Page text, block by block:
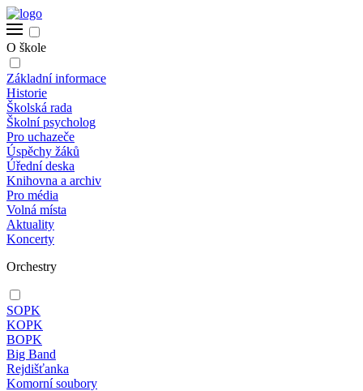
O škole
Základní informace
Historie
Školská rada
Školní psycholog
Pro uchazeče
Úspěchy žáků
Úřední deska
Knihovna a archiv
Pro média
Volná místa
Aktuality
Koncerty
Orchestry
SOPK
KOPK
BOPK
Big Band
Rejdišťanka
Komorní soubory